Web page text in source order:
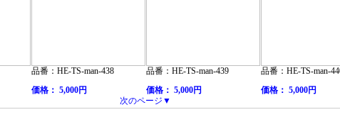
品番：HE-TS-man-438
価格： 5,000円
品番：HE-TS-man-439
価格： 5,000円
品番：HE-TS-man-
価格： 5,000円
次のページ▼